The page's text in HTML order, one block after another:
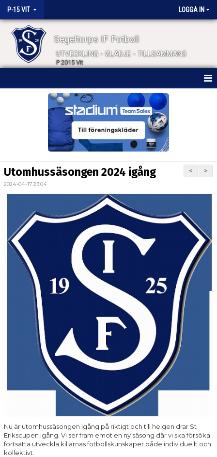
P-15 VIT LOGGA IN
Segeltorps IF Fotboll
UTVECKLING - GLÄDJE - TILLSAMMANS
P 2015 Vit
TRUPPEN
DOKUMENT
KONTAKT
>
<
Utomhussäsongen 2024 igång
2024-04-17 23:04
Nu är utomhussäsongen igång på riktigt och till helgen drar St
Erikscupen igång. Vi ser fram emot en ny säsong där vi ska försöka
fortsätta utveckla killarnas fotbollskunskaper både individuellt och
kollektivt.